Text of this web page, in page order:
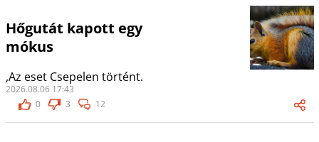
Hőgutát kapott egy
mókus
,Az eset Csepelen történt.
2026.08.06 17:43
0
3 12